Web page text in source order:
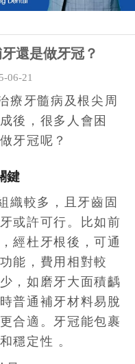
還是做牙冠？
06-21
療牙髓病及根尖周
後，很多人會困
牙冠呢？
鍵
織較多，且牙齒固
或許可行。比如前
經杜牙根後，可通
能，費用相對較
，如磨牙大面積齲
普通補牙材料易脫
合適。牙冠能包裹
穩定性 。